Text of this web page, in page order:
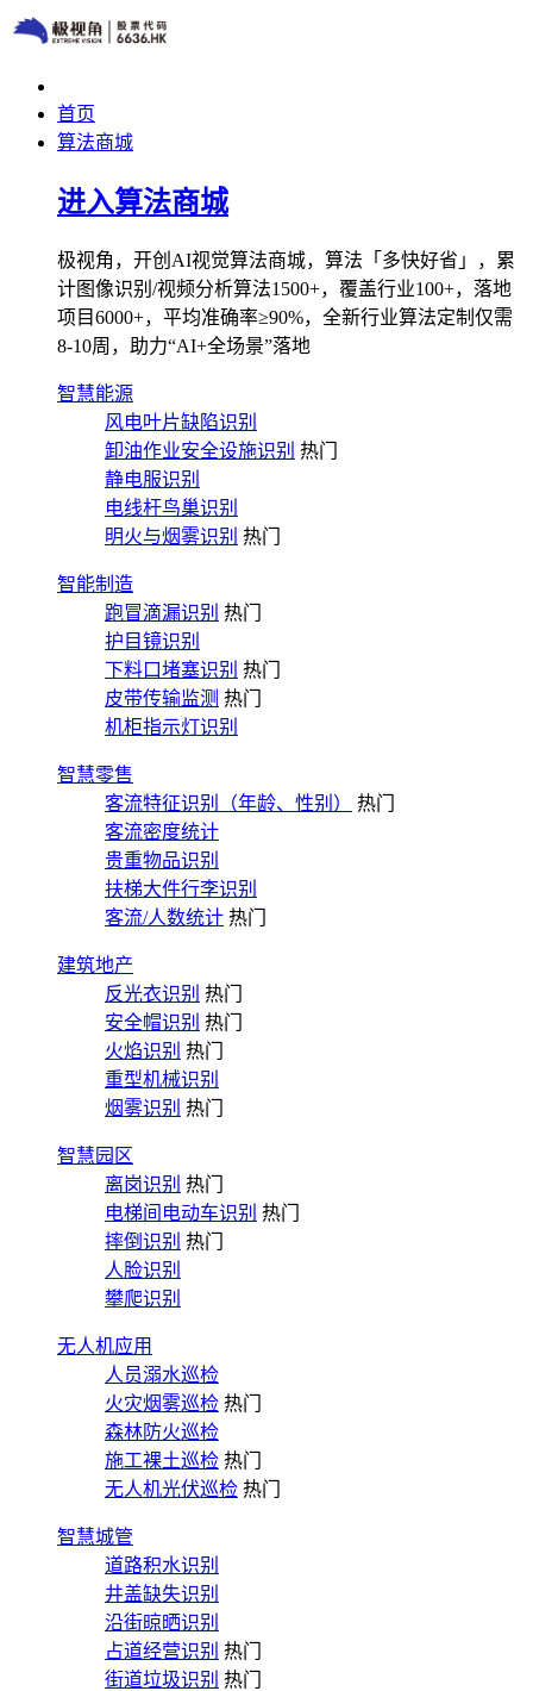
首页
算法商城
进入算法商城
极视角，开创AI视觉算法商城，算法「多快好省」，累
计图像识别/视频分析算法1500+，覆盖行业100+，落地
项目6000+，平均准确率≥90%，全新行业算法定制仅需
8-10周，助力“AI+全场景”落地
智慧能源
风电叶片缺陷识别
卸油作业安全设施识别 热门
静电服识别
电线杆鸟巢识别
明火与烟雾识别 热门
智能制造
跑冒滴漏识别 热门
护目镜识别
下料口堵塞识别 热门
皮带传输监测 热门
机柜指示灯识别
智慧零售
客流特征识别（年龄、性别）
热门
客流密度统计
贵重物品识别
扶梯大件行李识别
客流/人数统计 热门
建筑地产
反光衣识别 热门
安全帽识别 热门
火焰识别 热门
重型机械识别
烟雾识别 热门
智慧园区
离岗识别 热门
电梯间电动车识别 热门
摔倒识别 热门
人脸识别
攀爬识别
无人机应用
人员溺水巡检
火灾烟雾巡检 热门
森林防火巡检
施工裸土巡检 热门
无人机光伏巡检 热门
智慧城管
道路积水识别
井盖缺失识别
沿街晾晒识别
占道经营识别 热门
街道垃圾识别 热门